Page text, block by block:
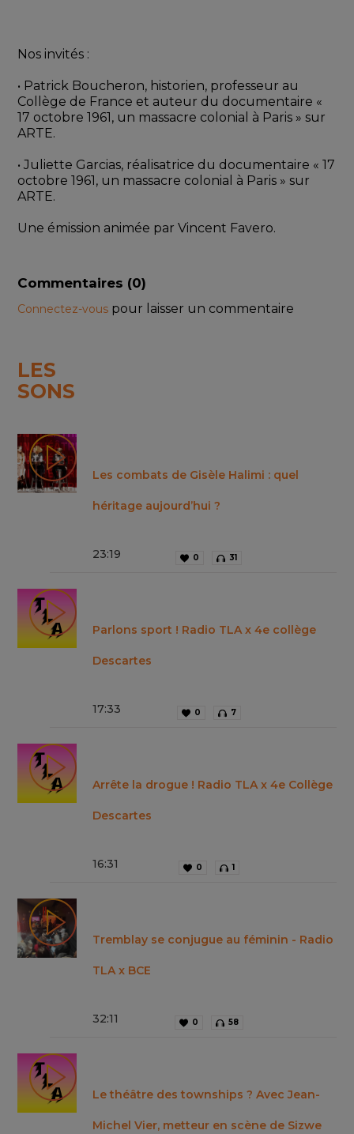
Nos invités :
• Patrick Boucheron, historien, professeur au
Collège de France et auteur du documentaire «
17 octobre 1961, un massacre colonial à Paris » sur
ARTE.
• Juliette Garcias, réalisatrice du documentaire « 17
octobre 1961, un massacre colonial à Paris » sur
ARTE.
Une émission animée par Vincent Favero.
Commentaires (0)
Connectez-vous pour laisser un commentaire
LES
SONS
Les combats de Gisèle Halimi : quel
héritage aujourd’hui ?
23:19 0 31
Parlons sport ! Radio TLA x 4e collège
Descartes
17:33 0 7
Arrête la drogue ! Radio TLA x 4e Collège
Descartes
16:31 0 1
Tremblay se conjugue au féminin - Radio
TLA x BCE
32:11 0 58
Le théâtre des townships ? Avec Jean-
Michel Vier, metteur en scène de Sizwe